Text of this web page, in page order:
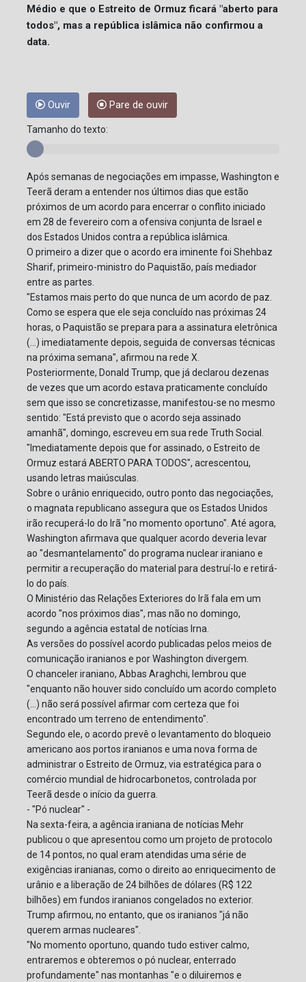
Médio e que o Estreito de Ormuz ficará "aberto para
todos", mas a república islâmica não confirmou a
data.
Ouvir Pare de ouvir
Tamanho do texto:
Após semanas de negociações em impasse, Washington e
Teerã deram a entender nos últimos dias que estão
próximos de um acordo para encerrar o conflito iniciado
em 28 de fevereiro com a ofensiva conjunta de Israel e
dos Estados Unidos contra a república islâmica.
O primeiro a dizer que o acordo era iminente foi Shehbaz
Sharif, primeiro-ministro do Paquistão, país mediador
entre as partes.
"Estamos mais perto do que nunca de um acordo de paz.
Como se espera que ele seja concluído nas próximas 24
horas, o Paquistão se prepara para a assinatura eletrônica
(...) imediatamente depois, seguida de conversas técnicas
na próxima semana", afirmou na rede X.
Posteriormente, Donald Trump, que já declarou dezenas
de vezes que um acordo estava praticamente concluído
sem que isso se concretizasse, manifestou-se no mesmo
sentido: "Está previsto que o acordo seja assinado
amanhã", domingo, escreveu em sua rede Truth Social.
"Imediatamente depois que for assinado, o Estreito de
Ormuz estará ABERTO PARA TODOS", acrescentou,
usando letras maiúsculas.
Sobre o urânio enriquecido, outro ponto das negociações,
o magnata republicano assegura que os Estados Unidos
irão recuperá-lo do Irã "no momento oportuno". Até agora,
Washington afirmava que qualquer acordo deveria levar
ao "desmantelamento" do programa nuclear iraniano e
permitir a recuperação do material para destruí-lo e retirá-
lo do país.
O Ministério das Relações Exteriores do Irã fala em um
acordo "nos próximos dias", mas não no domingo,
segundo a agência estatal de notícias Irna.
As versões do possível acordo publicadas pelos meios de
comunicação iranianos e por Washington divergem.
O chanceler iraniano, Abbas Araghchi, lembrou que
"enquanto não houver sido concluído um acordo completo
(...) não será possível afirmar com certeza que foi
encontrado um terreno de entendimento".
Segundo ele, o acordo prevê o levantamento do bloqueio
americano aos portos iranianos e uma nova forma de
administrar o Estreito de Ormuz, via estratégica para o
comércio mundial de hidrocarbonetos, controlada por
Teerã desde o início da guerra.
- "Pó nuclear" -
Na sexta-feira, a agência iraniana de notícias Mehr
publicou o que apresentou como um projeto de protocolo
de 14 pontos, no qual eram atendidas uma série de
exigências iranianas, como o direito ao enriquecimento de
urânio e a liberação de 24 bilhões de dólares (R$ 122
bilhões) em fundos iranianos congelados no exterior.
Trump afirmou, no entanto, que os iranianos "já não
querem armas nucleares".
"No momento oportuno, quando tudo estiver calmo,
entraremos e obteremos o pó nuclear, enterrado
profundamente" nas montanhas "e o diluiremos e